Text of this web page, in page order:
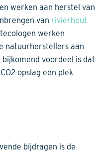
werken aan herstel van
van rivierhout
werken
natuurherstellers aan
voordeel is dat
opslag een plek
bijdragen is de